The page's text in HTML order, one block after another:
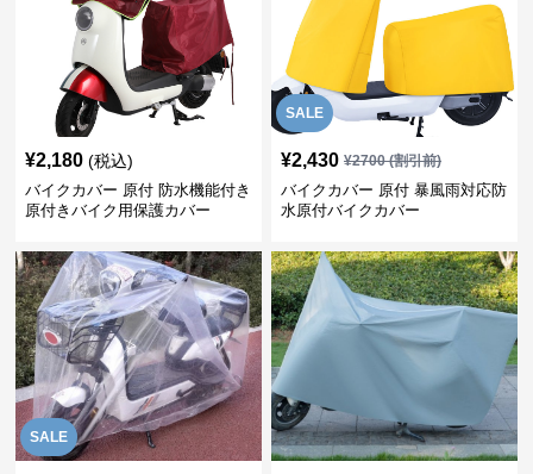
¥2,180 (税込)
バイクカバー 原付 防水機能付き
原付きバイク用保護カバー
SALE
¥2,430 ¥2700(割引前)
バイクカバー 原付 暴風雨対応防
水原付バイクカバー
SALE